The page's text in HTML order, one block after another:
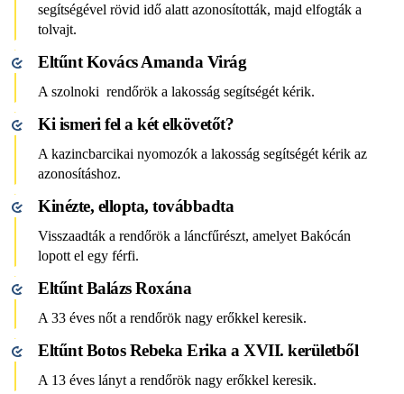
segítségével rövid idő alatt azonosították, majd elfogták a
tolvajt.
Eltűnt Kovács Amanda Virág
A szolnoki rendőrök a lakosság segítségét kérik.
Ki ismeri fel a két elkövetőt?
A kazincbarcikai nyomozók a lakosság segítségét kérik az
azonosításhoz.
Kinézte, ellopta, továbbadta
Visszaadták a rendőrök a láncfűrészt, amelyet Bakócán
lopott el egy férfi.
Eltűnt Balázs Roxána
A 33 éves nőt a rendőrök nagy erőkkel keresik.
Eltűnt Botos Rebeka Erika a XVII. kerületből
A 13 éves lányt a rendőrök nagy erőkkel keresik.